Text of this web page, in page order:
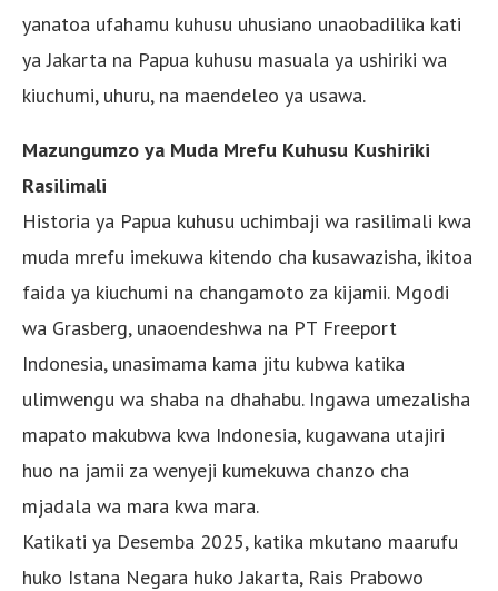
yanatoa ufahamu kuhusu uhusiano unaobadilika kati
ya Jakarta na Papua kuhusu masuala ya ushiriki wa
kiuchumi, uhuru, na maendeleo ya usawa.
Mazungumzo ya Muda Mrefu Kuhusu Kushiriki
Rasilimali
Historia ya Papua kuhusu uchimbaji wa rasilimali kwa
muda mrefu imekuwa kitendo cha kusawazisha, ikitoa
faida ya kiuchumi na changamoto za kijamii. Mgodi
wa Grasberg, unaoendeshwa na PT Freeport
Indonesia, unasimama kama jitu kubwa katika
ulimwengu wa shaba na dhahabu. Ingawa umezalisha
mapato makubwa kwa Indonesia, kugawana utajiri
huo na jamii za wenyeji kumekuwa chanzo cha
mjadala wa mara kwa mara.
Katikati ya Desemba 2025, katika mkutano maarufu
huko Istana Negara huko Jakarta, Rais Prabowo